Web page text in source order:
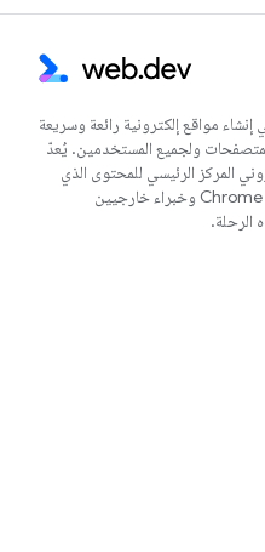
مواقع إلكترونية رائعة وسريعة
ولجميع المستخدمين. يُعدّ
المركز الرئيسي للمحتوى الذي
كتبه أعضاء فريق Chrome وخبراء خارجيين
الرحلة.